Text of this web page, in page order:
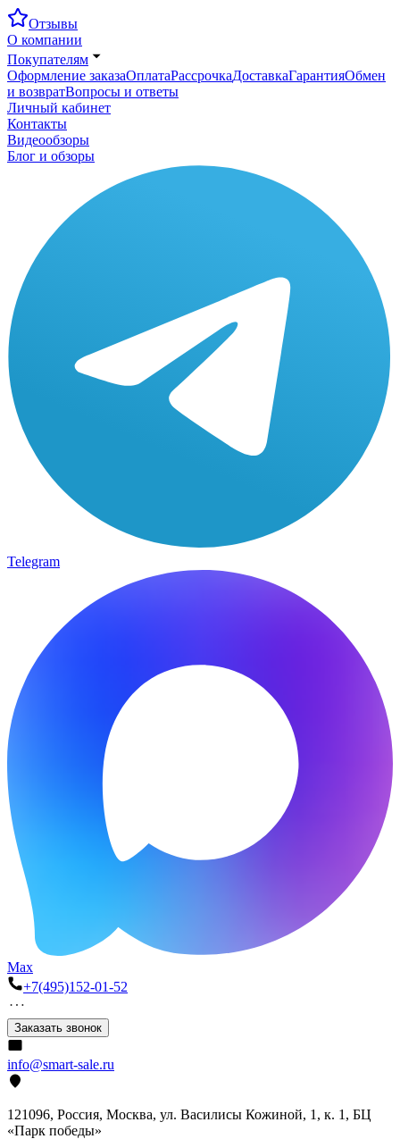
Отзывы
О компании
Покупателям
Оформление заказаОплатаРассрочкаДоставкаГарантияОбмен
и возвратВопросы и ответы
Личный кабинет
Контакты
Видеообзоры
Блог и обзоры
Telegram
Max
+7(495)152-01-52
Заказать звонок
info@smart-sale.ru
121096, Россия, Москва, ул. Василисы Кожиной, 1, к. 1, БЦ
«Парк победы»